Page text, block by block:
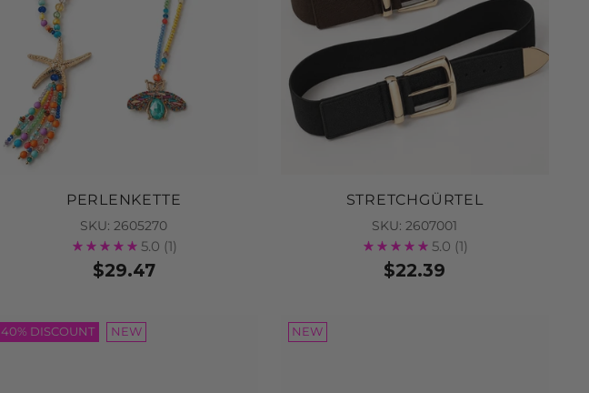
PERLENKETTE
SKU: 2605270
5.0 (1)
$29.47
STRETCHGÜRTEL
SKU: 2607001
5.0 (1)
$22.39
40% DISCOUNT NEW NEW